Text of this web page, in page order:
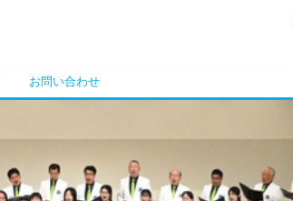
お問い合わせ